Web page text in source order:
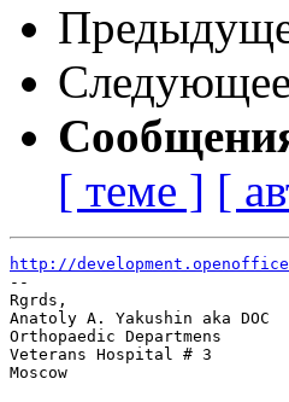
[ теме ] [
http://
--
Rgrds,
Anatoly A. Yakushin aka DOC
Orthopaedic Departmens
Veterans Hospital # 3
Moscow